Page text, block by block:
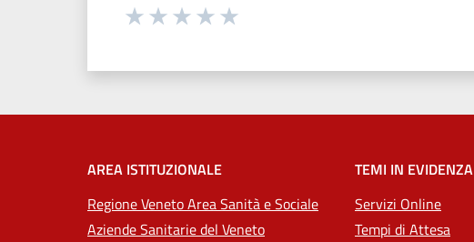
Seleziona una valutazione da 1 a 5 stelle
AREA ISTITUZIONALE
Regione Veneto Area Sanità e Sociale
Aziende Sanitarie del Veneto
TEMI IN EVIDENZA
Servizi Online
Tempi di Attesa